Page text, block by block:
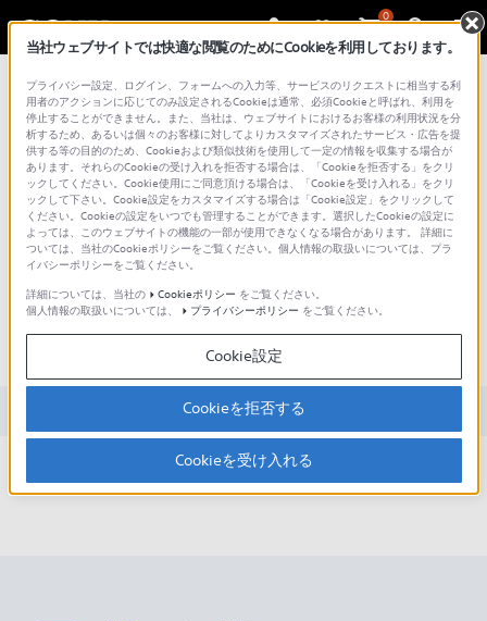
0
総合サポート・お問い合わせ
文書番号 : 00287321 / 最終更新日 : 2025/03/11
mocopiの使用時に、Bluetoothヘッ
ドホンなど他のBluetooth機器を同
時に使うことはできますか？
（QM-SS1）
対象製品カテゴリー・製品
Bluetoothヘッドフォンなどを同時に使用すると、センサーが正常
に反応しない可能性があります。
当社ウェブサイトでは快適な閲覧のためにCookieを利用しております。
プライバシー設定、ログイン、フォームへの入力等、サービスのリクエストに相当する利
用者のアクションに応じてのみ設定されるCookieは通常、必須Cookieと呼ばれ、利用を
停止することができません。また、当社は、ウェブサイトにおけるお客様の利用状況を分
析するため、あるいは個々のお客様に対してよりカスタマイズされたサービス・広告を提
供する等の目的のため、Cookieおよび類似技術を使用して一定の情報を収集する場合が
あります。それらのCookieの受け入れを拒否する場合は、「Cookieを拒否する」をクリ
ックしてください。Cookie使用にご同意頂ける場合は、「Cookieを受け入れる」をクリ
ックして下さい。Cookie設定をカスタマイズする場合は「Cookie設定」をクリックして
ください。Cookieの設定をいつでも管理することができます。選択したCookieの設定に
よっては、このウェブサイトの機能の一部が使用できなくなる場合があります。 詳細に
ついては、当社のCookieポリシーをご覧ください。個人情報の取扱いについては、プラ
イバシーポリシーをご覧ください。
詳細については、当社の
Cookieポリシー をご覧ください。
個人情報の取扱いについては、
プライバシーポリシー をご覧ください。
Cookie設定
Cookieを拒否する
Cookieを受け入れる